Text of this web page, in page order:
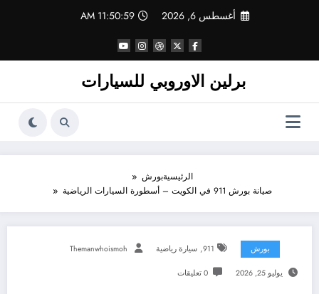
أغسطس 6, 2026 11:50:59 AM
برلين الاوروبي للسيارات
الرئيسيةبورش
صيانة بورش 911 في الكويت – أسطورة السيارات الرياضية
بورش 911
, سيارة رياضية Themanwhoismoh
يوليو 25, 2026 0 تعليقات